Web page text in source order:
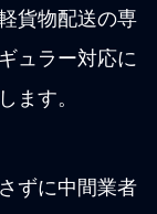
貨物配送の専
ュラー対応に
ます。
ずに中間業者